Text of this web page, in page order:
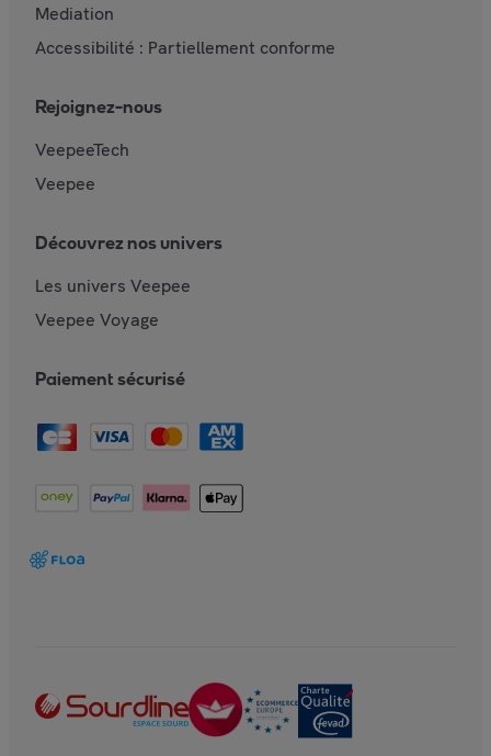
Mediation
Accessibilité : Partiellement conforme
Rejoignez-nous
VeepeeTech
Veepee
Découvrez nos univers
Les univers Veepee
Veepee Voyage
Paiement sécurisé